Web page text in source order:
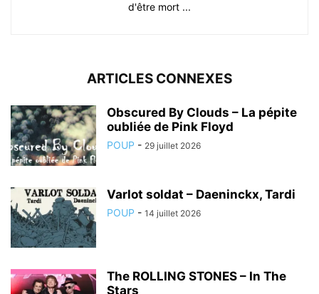
d'être mort ...
ARTICLES CONNEXES
Obscured By Clouds – La pépite
oubliée de Pink Floyd
POUP - 29 juillet 2026
Varlot soldat – Daeninckx, Tardi
POUP - 14 juillet 2026
The ROLLING STONES – In The
Stars